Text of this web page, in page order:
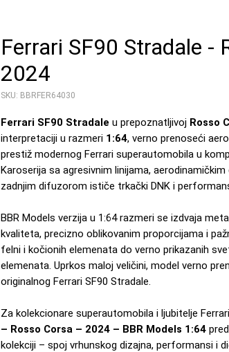
Ferrari SF90 Stradale -
2024
SKU: BBRFER64030
Ferrari SF90 Stradale u prepoznatljivoj Rosso
interpretaciji u razmeri 1:64, verno prenoseći
prestiž modernog Ferrari superautomobila u
Karoserija sa agresivnim linijama,
zadnjim difuzorom ističe trkački DNK i
BBR Models verzija u 1:64 razmeri se izdvaja
kvaliteta, precizno oblikovanim proporcijama i
felni i kočionih elemenata do verno prikazanih
elemenata. Uprkos maloj veličini, model verno
originalnog Ferrari SF90 Stradale.
Za kolekcionare superautomobila i ljubitelje
– Rosso Corsa – 2024 – BBR Models 1:64
kolekciji – spoj vrhunskog dizajna, performansi i